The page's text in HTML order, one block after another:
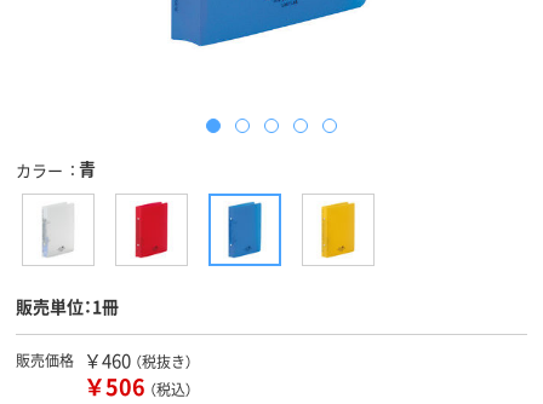
カラー 青
販売単位：1冊
販売価格 ￥460 （税抜き）
￥506 （税込）